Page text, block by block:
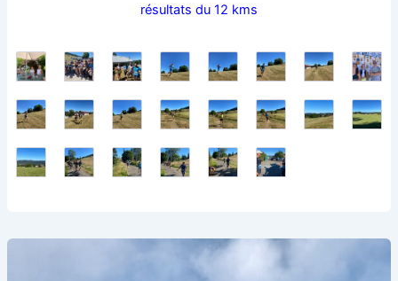
résultats du 12 kms